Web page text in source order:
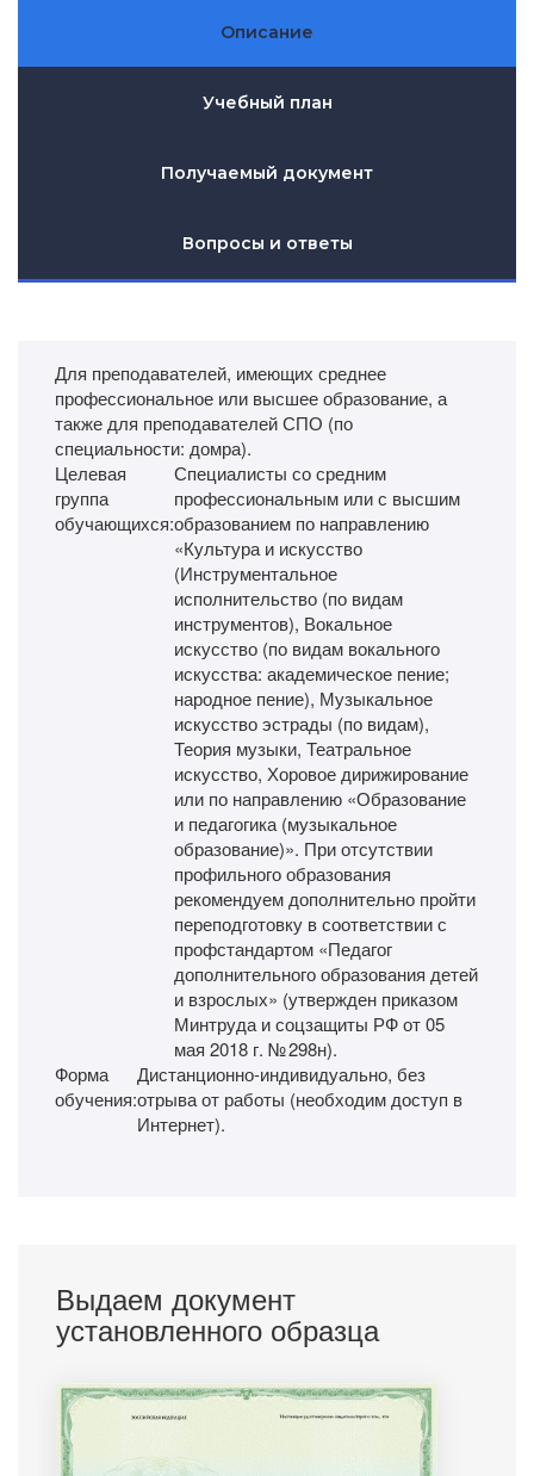
Описание
Учебный план
Получаемый документ
Вопросы и ответы
Для преподавателей, имеющих среднее
профессиональное или высшее образование, а
также для преподавателей СПО (по
специальности: домра).
Целевая
группа
обучающихся:
Специалисты со средним
профессиональным или с высшим
образованием по направлению
«Культура и искусство
(Инструментальное
исполнительство (по видам
инструментов), Вокальное
искусство (по видам вокального
искусства: академическое пение;
народное пение), Музыкальное
искусство эстрады (по видам),
Теория музыки, Театральное
искусство, Хоровое дирижирование
или по направлению «Образование
и педагогика (музыкальное
образование)». При отсутствии
профильного образования
рекомендуем дополнительно пройти
переподготовку в соответствии с
профстандартом «Педагог
дополнительного образования детей
и взрослых» (утвержден приказом
Минтруда и соцзащиты РФ от 05
мая 2018 г. № 298н).
Форма
обучения:
Дистанционно-индивидуально, без
отрыва от работы (необходим доступ в
Интернет).
Выдаем документ
установленного образца